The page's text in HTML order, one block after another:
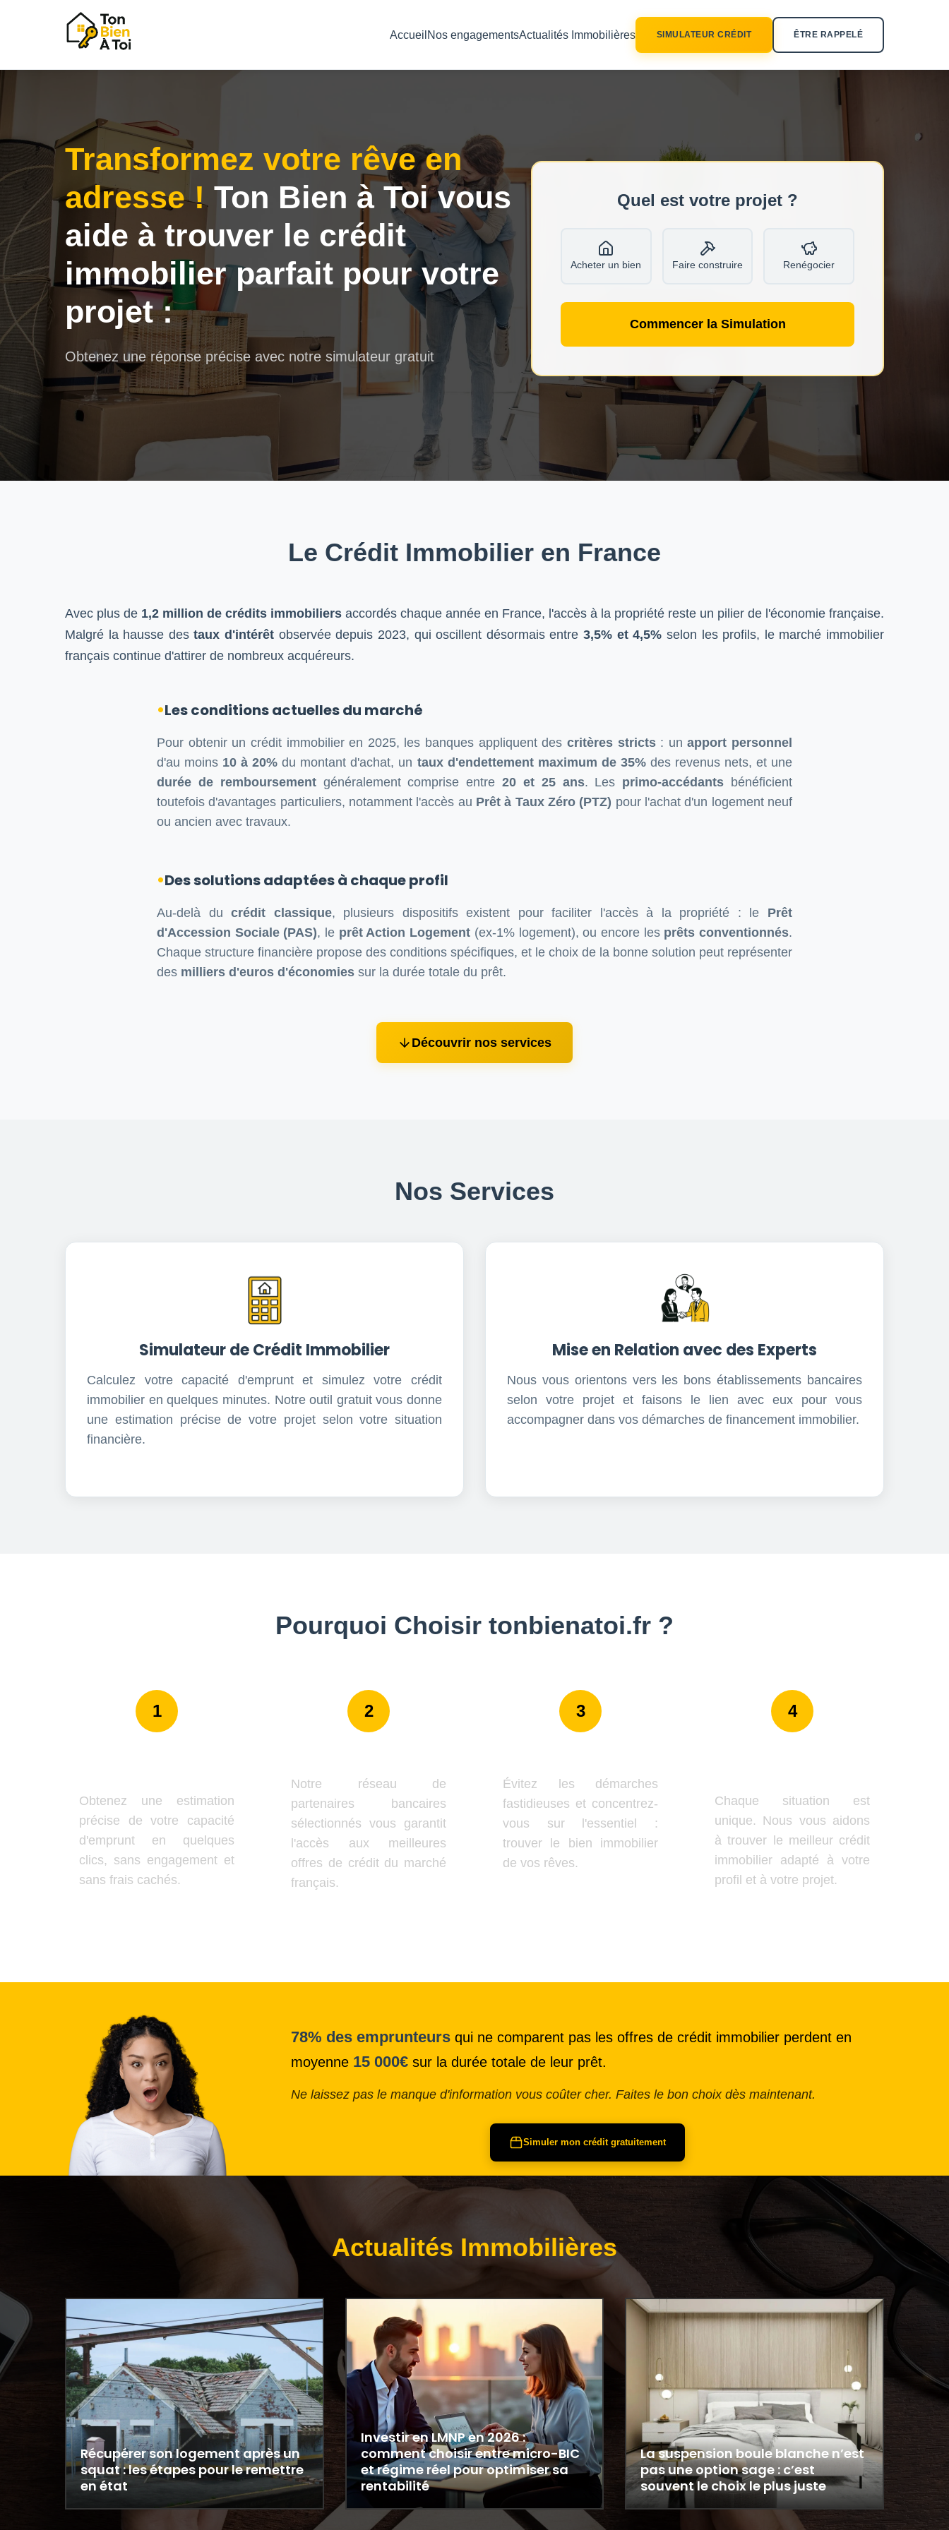
Accueil Nos engagementsActualités Immobilières SIMULATEUR CRÉDIT ÊTRE RAPPELÉ
Transformez votre rêve en
adresse !Ton Bien à Toi vous
aide à trouver le crédit
immobilier parfait pour votre
projet :
Obtenez une réponse précise avec notre simulateur gratuit
Quel est votre projet ?
Acheter un bien Faire construire Renégocier
Commencer la Simulation
Le Crédit Immobilier en France
Avec plus de 1,2 million de crédits immobiliers accordés chaque année en France, l'accès à la propriété reste un pilier de l'économie française.
Malgré la hausse destaux d'intérêt observée depuis 2023, qui oscillent désormais entre3,5% et 4,5% selon les profils, le marché immobilier
français continue d'attirer de nombreux acquéreurs.
Les conditions actuelles du marché
Pour obtenir un crédit immobilier en 2025, les banques appliquent des critères stricts: unapport personnel
d'au moins 10 à 20% du montant d'achat, un taux d'endettement maximum de 35%des revenus nets, et une
durée de remboursementgénéralement comprise entre20 et 25 ans. Les primo-accédants bénéficient
toutefois d'avantages particuliers, notamment l'accès au Prêt à Taux Zéro (PTZ) pour l'achat d'un logement neuf
ou ancien avec travaux.
Des solutions adaptées à chaque profil
Au-delà ducrédit classique, plusieurs dispositifs existent pour faciliter l'accès à la propriété : le Prêt
d'Accession Sociale (PAS), le prêt Action Logement (ex-1% logement), ou encore les prêts conventionnés.
Chaque structure financière propose des conditions spécifiques, et le choix de la bonne solution peut représenter
des milliers d'euros d'économies sur la durée totale du prêt.
Découvrir nos services
Nos Services
Simulateur de Crédit Immobilier
Calculez votre capacité d'emprunt et simulez votre crédit
immobilier en quelques minutes. Notre outil gratuit vous donne
une estimation précise de votre projet selon votre situation
financière.
Mise en Relation avec des Experts
Nous vous orientons vers les bons établissements bancaires
selon votre projet et faisons le lien avec eux pour vous
accompagner dans vos démarches de financement immobilier.
Pourquoi Choisir tonbienatoi.fr ?
1
Obtenez une estimation
précise de votre capacité
d'emprunt en quelques
clics, sans engagement et
sans frais cachés.
2
Notre réseau de
partenaires bancaires
sélectionnés vous garantit
l'accès aux meilleures
offres de crédit du marché
français.
3
Évitez les démarches
fastidieuses et concentrez-
vous sur l'essentiel :
trouver le bien immobilier
de vos rêves.
4
Chaque situation est
unique. Nous vous aidons
à trouver le meilleur crédit
immobilier adapté à votre
profil et à votre projet.
78% des emprunteurs qui ne comparent pas les offres de crédit immobilier perdent en
moyenne 15 000€ sur la durée totale de leur prêt.
Ne laissez pas le manque d'information vous coûter cher. Faites le bon choix dès maintenant.
Simuler mon crédit gratuitement
Actualités Immobilières
Récupérer son logement après un
squat : les étapes pour le remettre
en état
Investir en LMNP en 2026 :
comment choisir entre micro-BIC
et régime réel pour optimiser sa
rentabilité
La suspension boule blanche n’est
pas une option sage : c’est
souvent le choix le plus juste